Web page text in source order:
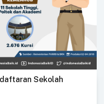
Sekolah